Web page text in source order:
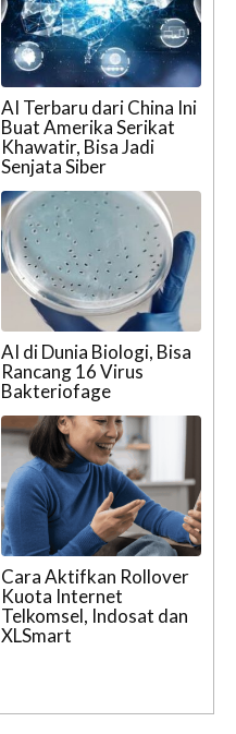
AI Terbaru dari China Ini
Buat Amerika Serikat
Khawatir, Bisa Jadi
Senjata Siber
AI di Dunia Biologi, Bisa
Rancang 16 Virus
Bakteriofage
Cara Aktifkan Rollover
Kuota Internet
Telkomsel, Indosat dan
XLSmart